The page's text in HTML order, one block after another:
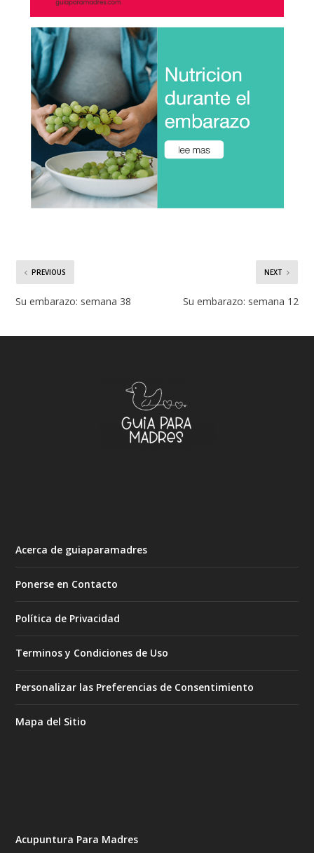
PREVIOUS
Su embarazo: semana 38
NEXT
Su embarazo: semana 12
Acerca de guiaparamadres
Ponerse en Contacto
Política de Privacidad
Terminos y Condiciones de Uso
Personalizar las Preferencias de Consentimiento
Mapa del Sitio
Acupuntura Para Madres